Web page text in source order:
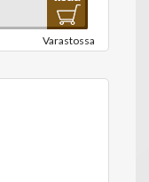
Varastossa